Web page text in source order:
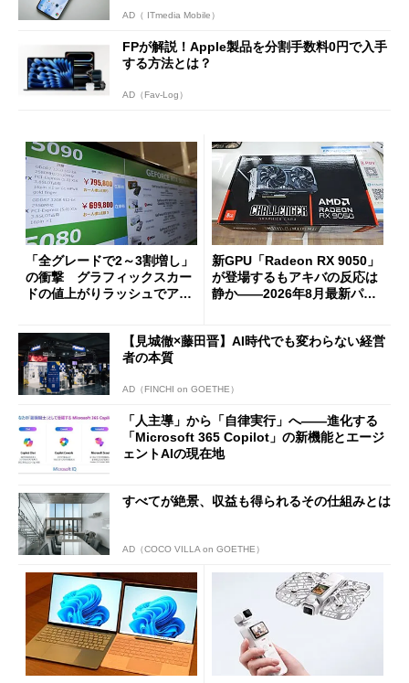
AD（ ITmedia Mobile）
FPが解説！Apple製品を分割手数料0円で入手
する方法とは？
AD（Fav-Log）
「全グレードで2～3割増し」
の衝撃 グラフィックスカー
ドの値上がりラッシュでアキ
新GPU「Radeon RX 9050」
が登場するもアキバの反応は
静か――2026年8月最新パー
【見城徹×藤田晋】AI時代でも変わらない経営
者の本質
AD（FINCHI on GOETHE）
「人主導」から「自律実行」へ――進化する
「Microsoft 365 Copilot」の新機能とエージ
ェントAIの現在地
すべてが絶景、収益も得られるその仕組みとは
AD（COCO VILLA on GOETHE）